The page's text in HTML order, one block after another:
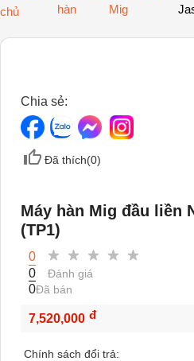
chủ
hàn
Mig
Chia sẻ:
Đã thích(0)
Máy hàn Mig đầu liền
(TP1)
0
0
Đánh giá
0Đã bán
7,520,000 đ
Chính sách đổi trả: